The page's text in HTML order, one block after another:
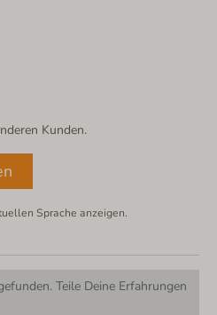
Kunden.
Sprache anzeigen.
Teile Deine Erfahrungen